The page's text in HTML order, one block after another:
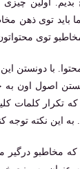
اولین
توی ذهن
توی
با دونستن
اصول اون
که تکرار کلمات
این نکته توجه
مخاطبو درگیر